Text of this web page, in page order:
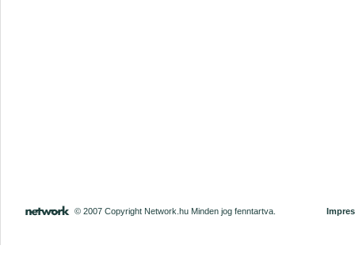
© 2007 Copyright Network.hu Minden jog fenntartva.